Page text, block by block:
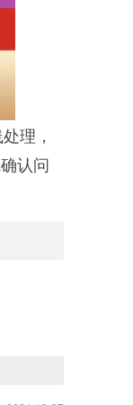
理，
认问